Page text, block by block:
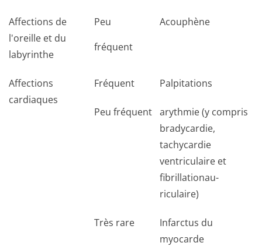
Affections de
l'oreille et du
labyrinthe
Peu
fréquent
Acouphène
Affections
cardiaques
Fréquent Palpitations
Peu fréquent arythmie (y compris
bradycardie,
tachycardie
ventriculaire et
fibrillationau­
riculaire)
Très rare
Infarctus du
myocarde